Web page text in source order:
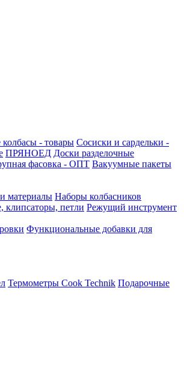
- товары Сосиски и сардельки -
ПРЯНОЕД Доски разделочные
фасовка - ОПТ Вакуумные пакеты
материалы Наборы колбасников
клипсаторы, петли Режущий инструмент
Функциональные добавки для
Термометры Cook Technik Подарочные